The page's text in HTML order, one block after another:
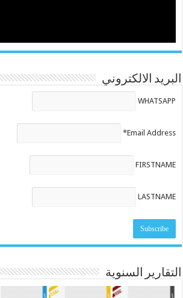
البريد الالكتروني
WHATSAPP
Email Address*
FIRSTNAME
LASTNAME
التقارير السنوية